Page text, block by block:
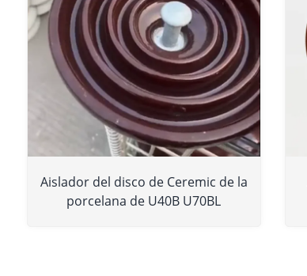
Aislador del disco de Ceremic de la
porcelana de U40B U70BL